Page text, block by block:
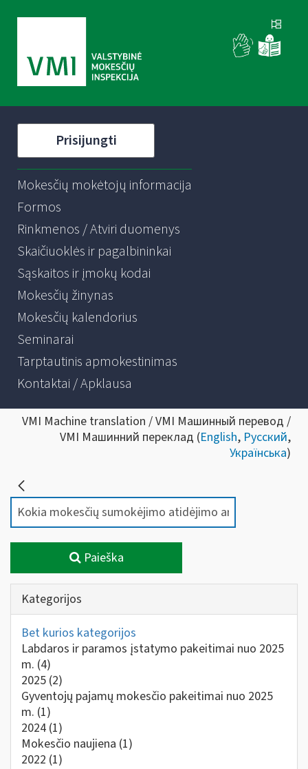
Prisijungti
Mokesčių mokėtojų informacija
Formos
Rinkmenos / Atviri duomenys
Skaičiuoklės ir pagalbininkai
Sąskaitos ir įmokų kodai
Mokesčių žinynas
Mokesčių kalendorius
Seminarai
Tarptautinis apmokestinimas
Kontaktai / Apklausa
VMI Machine translation / VMI Машинный перевод /
VMI Машинний переклад (English, Русский,
Українська)
Paieška
Kategorijos
Bet kurios kategorijos
Labdaros ir paramos įstatymo pakeitimai nuo 2025
m. (4)
2025 (2)
Gyventojų pajamų mokesčio pakeitimai nuo 2025
m. (1)
2024 (1)
Mokesčio naujiena (1)
2022 (1)